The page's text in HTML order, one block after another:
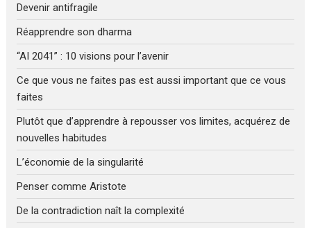
Devenir antifragile
Réapprendre son dharma
“AI 2041” : 10 visions pour l’avenir
Ce que vous ne faites pas est aussi important que ce vous
faites
Plutôt que d’apprendre à repousser vos limites, acquérez de
nouvelles habitudes
L’économie de la singularité
Penser comme Aristote
De la contradiction naît la complexité